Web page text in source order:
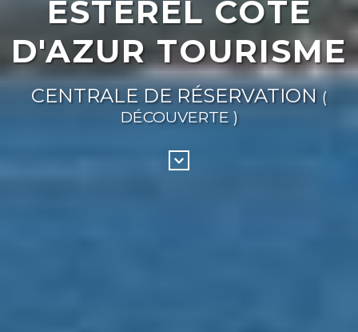
ESTÉREL CÔTE
D'AZUR TOURISME
CENTRALE DE RÉSERVATION(
DÉCOUVERTE )